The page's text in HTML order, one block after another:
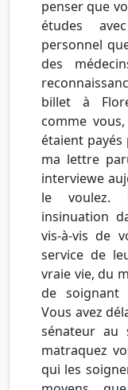
penser que
études
personnel
des
billet à
comme
étaient payés
ma lettre
interviewe
le voulez.
insinuation
vis-à-vis de
service de
vraie vie, du
de soignant
Vous avez
sénateur au
matraquez
qui les